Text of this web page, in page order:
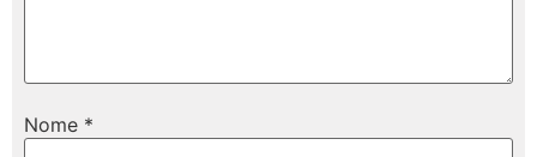
Nome *